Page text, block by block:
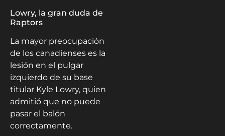
Lowry, la gran duda de
Raptors
La mayor preocupación
de los canadienses es la
lesión en el pulgar
izquierdo de su base
titular Kyle Lowry, quien
admitió que no puede
pasar el balón
correctamente.